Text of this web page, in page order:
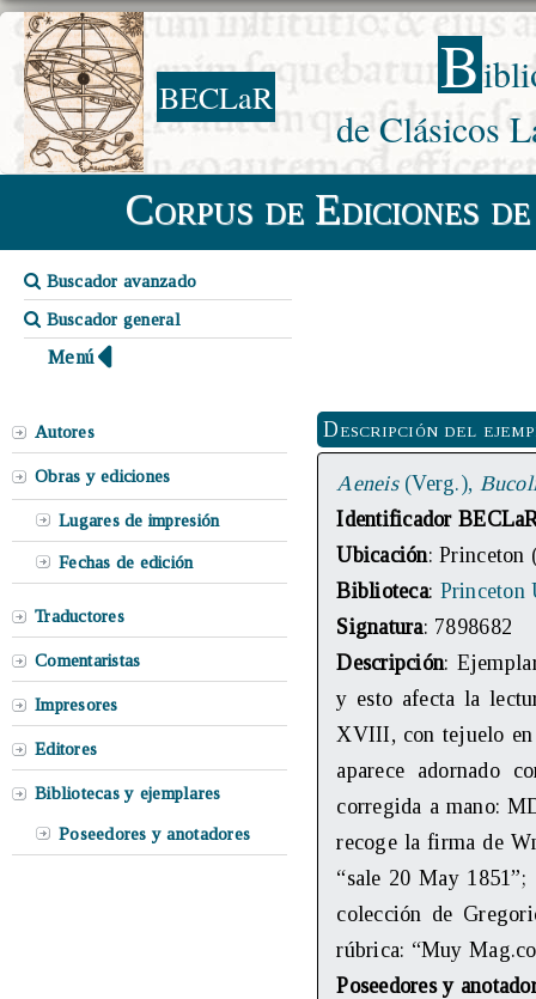
BECLaR B
de Clásicos
Corpus de Ediciones
Buscador avanzado
Buscador general
Menú
Autores
Obras y ediciones
Lugares de impresión
Fechas de edición
Traductores
Comentaristas
Impresores
Editores
Bibliotecas y ejemplares
Poseedores y anotadores
Descripción del
Aeneis(Verg.),
Identificador
Ubicación: Princeton
Biblioteca: Princeton
Signatura: 7898682
Descripción:
y esto afecta la
XVIII, con tejuelo en
aparece adornado
corregida a mano:
recoge la firma de
“sale 20 May
colección de
rúbrica: “Muy
Poseedores y